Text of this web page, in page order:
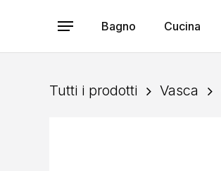
Menu Bagno Cucina
Tutti i prodotti Vasca